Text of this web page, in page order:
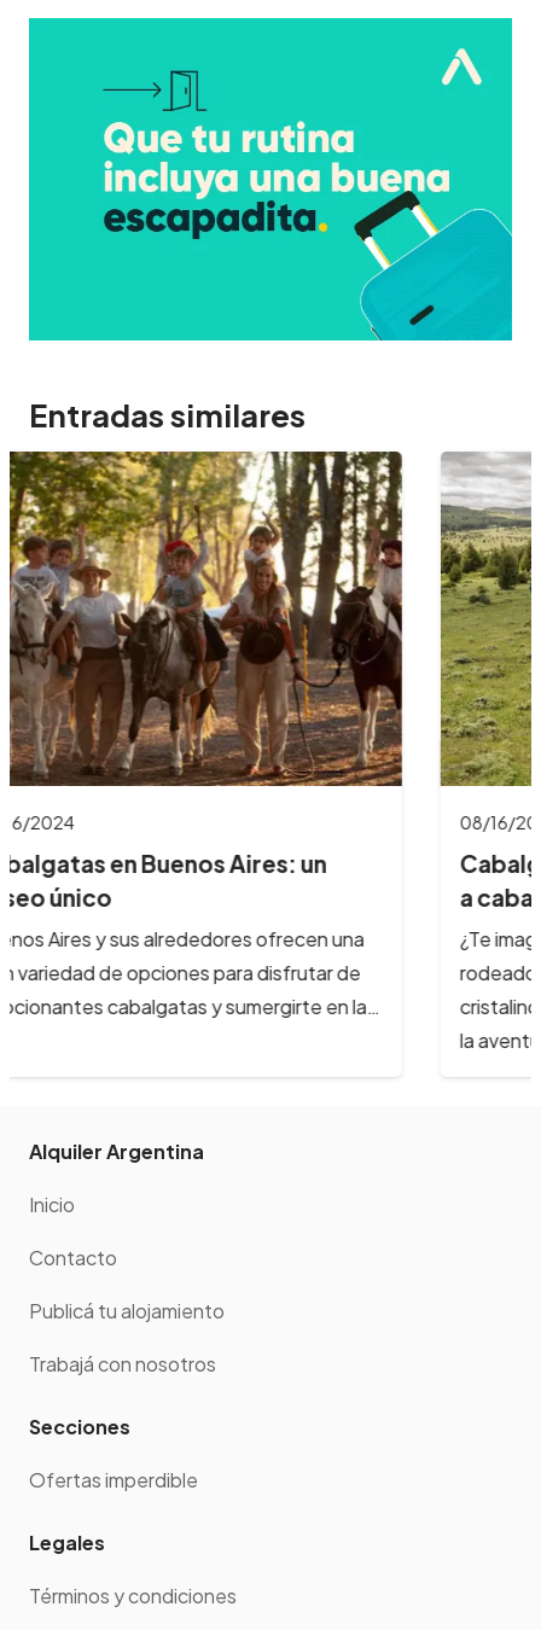
Entradas similares
08/16/2024
Cabalgatas en Bariloche: aventuras
a caballo…
¿Te imaginas galopar por paisajes de ensueño,
rodeado de montañas nevadas, lagos
cristalinos y bosques milenarios? En Bariloche,
Alquiler Argentina
Inicio
Contacto
Publicá tu alojamiento
Trabajá con nosotros
Secciones
Ofertas imperdible
Legales
Términos y condiciones